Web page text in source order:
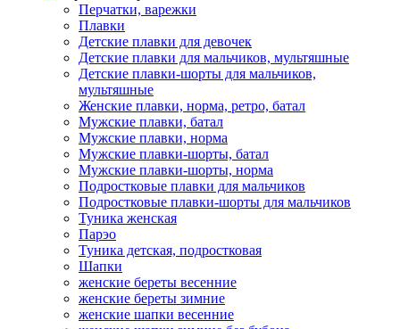
Перчатки, варежки
Плавки
Детские плавки для девочек
Детские плавки для мальчиков, мультяшные
Детские плавки-шорты для мальчиков,
мультяшные
Женские плавки, норма, ретро, батал
Мужские плавки, батал
Мужские плавки, норма
Мужские плавки-шорты, батал
Мужские плавки-шорты, норма
Подростковые плавки для мальчиков
Подростковые плавки-шорты для мальчиков
Туникa женская
Парэо
Туника детская, подростковая
Шапки
женские береты весенние
женские береты зимние
женские шапки весенние